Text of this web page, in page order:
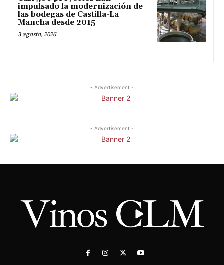
impulsado la modernización de
las bodegas de Castilla-La
Mancha desde 2015
3 agosto, 2026
- Advertisement -
- Advertisement -